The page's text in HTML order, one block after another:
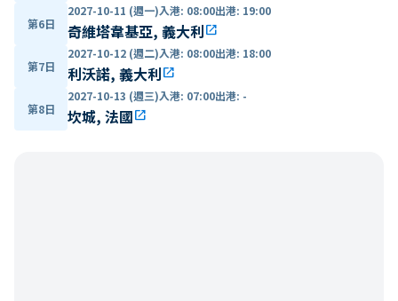
第6日
2027-10-11 (週一)入港: 08:00出港: 19:00
奇維塔韋基亞, 義大利open_in_new
第7日
2027-10-12 (週二)入港: 08:00出港: 18:00
利沃諾, 義大利open_in_new
第8日
2027-10-13 (週三)入港: 07:00出港: -
坎城, 法國open_in_new